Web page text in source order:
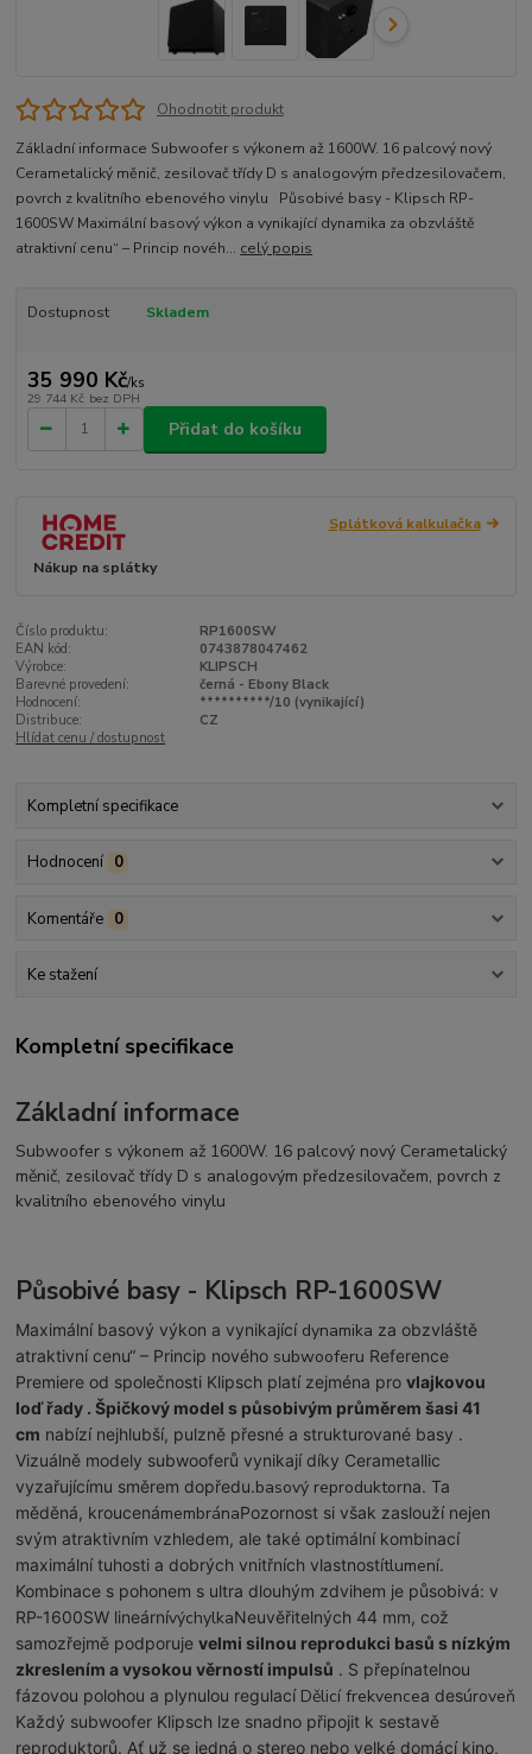
Ohodnotit produkt
Základní informace Subwoofer s výkonem až 1600W. 16 palcový nový
Cerametalický měnič, zesilovač třídy D s analogovým předzesilovačem,
povrch z kvalitního ebenového vinylu Působivé basy - Klipsch RP-
1600SW Maximální basový výkon a vynikající dynamika za obzvláště
atraktivní cenu“ – Princip novéh... celý popis
Dostupnost Skladem
35 990 Kč/ks
29 744 Kč bez DPH
Přidat do košíku
Splátková kalkulačka
Nákup na splátky
Číslo produktu:
RP1600SW
EAN kód:
0743878047462
Výrobce:
KLIPSCH
Barevné provedení:
černá - Ebony Black
Hodnocení:
**********/10 (vynikající)
Distribuce:
CZ
Hlídat cenu / dostupnost
Kompletní specifikace
Hodnocení 0
Komentáře 0
Ke stažení
Kompletní specifikace
Základní informace
Subwoofer s výkonem až 1600W. 16 palcový nový Cerametalický
měnič, zesilovač třídy D s analogovým předzesilovačem, povrch z
kvalitního ebenového vinylu
Působivé basy - Klipsch RP-1600SW
Maximální basový výkon a vynikající dynamika za obzvláště
atraktivní cenu“ – Princip nového subwooferu Reference
Premiere od společnosti Klipsch platí zejména provlajkovou
loď řady . Špičkový model s působivým průměrem šasi 41
cm nabízí nejhlubší, pulzně přesné a strukturované basy .
Vizuálně modely subwooferů vynikají díky Cerametallic
vyzařujícímu směrem dopředu.basový reproduktorna. Ta
měděná, kroucenámembránaPozornost si však zaslouží nejen
svým atraktivním vzhledem, ale také optimální kombinací
maximální tuhosti a dobrých vnitřních vlastnostítlumení.
Kombinace s pohonem s ultra dlouhým zdvihem je působivá: v
RP-1600SW lineárnívýchylkaNeuvěřitelných 44 mm, což
samozřejmě podporujevelmi silnou reprodukci basů s nízkým
zkreslením a vysokou věrností impulsů . S přepínatelnou
fázovou polohou a plynulou regulací Dělicí frekvencea desúroveň
Každý subwoofer Klipsch lze snadno připojit k sestavě
reproduktorů. Ať už se jedná o stereo nebo velké domácí kino,